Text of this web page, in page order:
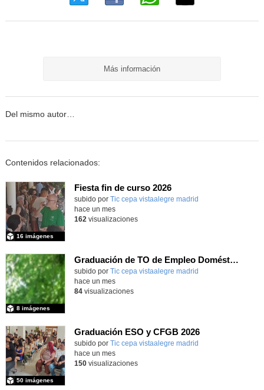
Más información
Del mismo autor…
Contenidos relacionados:
Fiesta fin de curso 2026
subido por Tic cepa vistaalegre madrid
16 imágenes
hace un mes
162 visualizaciones
Graduación de TO de Empleo Doméstico
subido por Tic cepa vistaalegre madrid
8 imágenes
hace un mes
84visualizaciones
Graduación ESO y CFGB 2026
subido por Tic cepa vistaalegre madrid
50 imágenes
hace un mes
150visualizaciones